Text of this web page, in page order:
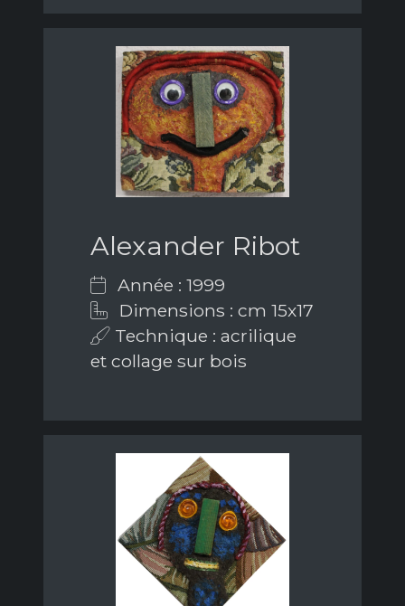
Alexander Ribot
Année : 1999
Dimensions : cm 15x17
Technique : acrilique
et collage sur bois